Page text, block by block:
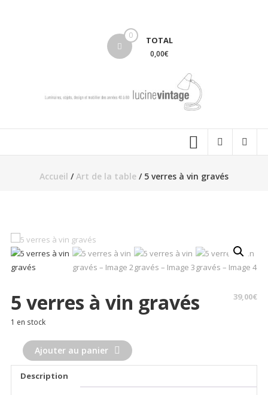
lucinevintage 0 TOTAL
0,00€
Accueil /Art de la table/ 5 verres à vin gravés
5 verres à vin gravés 39,00€
1 en stock
quantitéAjouter au panier
Description